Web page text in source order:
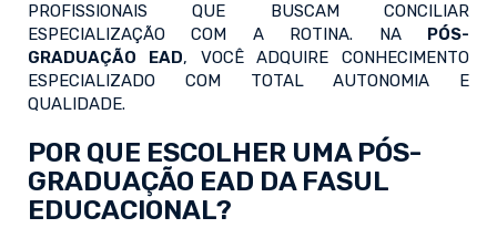
PROFISSIONAIS QUE BUSCAM CONCILIAR
ESPECIALIZAÇÃO COM A ROTINA. NA PÓS-
GRADUAÇÃO EAD, VOCÊ ADQUIRE CONHECIMENTO
ESPECIALIZADO COM TOTAL AUTONOMIA E
QUALIDADE.
POR QUE ESCOLHER UMA PÓS-
GRADUAÇÃO EAD DA FASUL
EDUCACIONAL?